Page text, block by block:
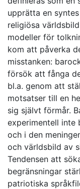
upprätta en
religiösa
modeller för
kom att påverka
misstanken:
försök att fånga
bl.a. genom att
motsatser till en
sig självt förmår.
experimentell inte
och i den
och världsbild av
Tendensen att
begränsningar
patriotiska